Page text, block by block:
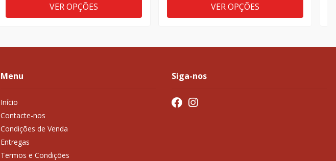
VER OPÇÕES
VER OPÇÕES
Menu
Início
Contacte-nos
Condições de Venda
Entregas
Termos e Condições
Siga-nos